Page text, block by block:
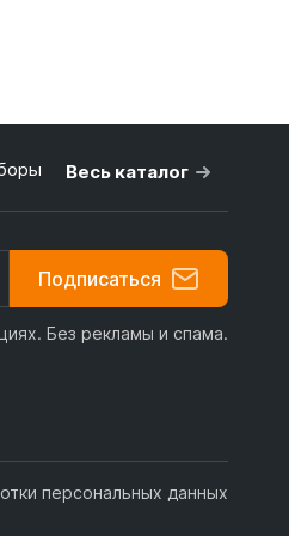
Весь каталог
Подписаться
Без рекламы и спама.
персональных данных